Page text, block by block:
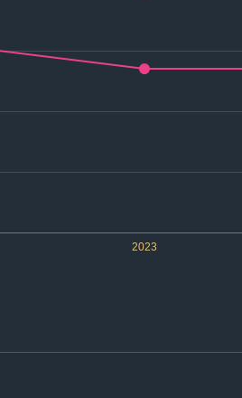
2023